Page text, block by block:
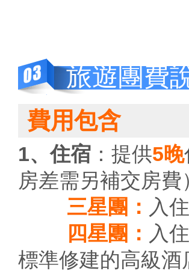
旅遊團費
費用包含
1、住宿 ：提供5晚
房差需另補交房費
三星團： 入
四星團： 入
標準修建的高級酒